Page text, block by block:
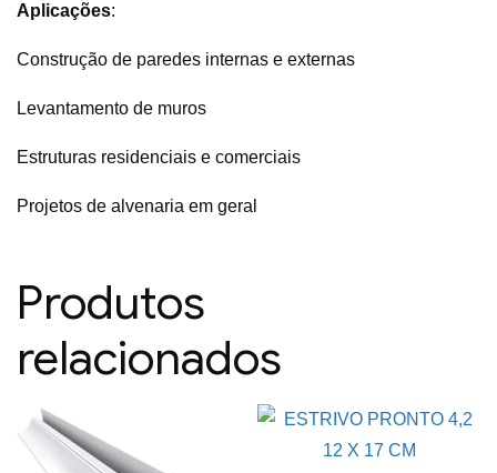
Aplicações:
Construção de paredes internas e externas
Levantamento de muros
Estruturas residenciais e comerciais
Projetos de alvenaria em geral
Produtos
relacionados